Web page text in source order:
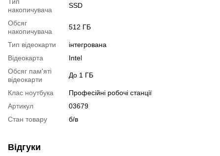
накопичувача
SSD
Обсяг
накопичувача
512 ГБ
Тип відеокарти
інтегрована
Відеокарта
Intel
Обсяг пам'яті
відеокарти
До 1 ГБ
Клас ноутбука
Професійні робочі станції
Артикул
03679
Стан товару
б/в
Відгуки